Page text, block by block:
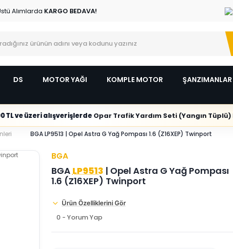
Alımlarda KARGO BEDAVA!
DS MOTOR YAĞI KOMPLE MOTOR ŞANZIMANLAR
TL ve üzeri alışverişlerdeOpar Trafik Yardım Seti (Yangın
BGA LP9513 | Opel Astra G Yağ Pompası 1.6 (Z16XEP) Twinport
BGA
BGALP9513 | Opel Astra G Yağ Pompası
1.6 (Z16XEP) Twinport
Ürün Özelliklerini Gör
0 - Yorum Yap